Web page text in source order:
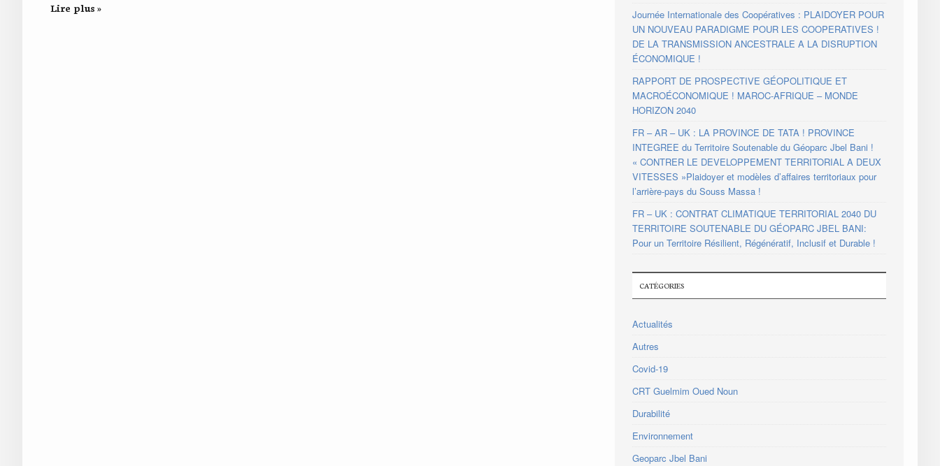
Lire plus »
Journée Internationale des Coopératives : PLAIDOYER POUR
UN NOUVEAU PARADIGME POUR LES COOPERATIVES !
DE LA TRANSMISSION ANCESTRALE A LA DISRUPTION
ÉCONOMIQUE !
RAPPORT DE PROSPECTIVE GÉOPOLITIQUE ET
MACROÉCONOMIQUE ! MAROC-AFRIQUE – MONDE
HORIZON 2040
FR – AR – UK : LA PROVINCE DE TATA ! PROVINCE
INTEGREE du Territoire Soutenable du Géoparc Jbel Bani !
« CONTRER LE DEVELOPPEMENT TERRITORIAL A DEUX
VITESSES »Plaidoyer et modèles d’affaires territoriaux pour
l’arrière-pays du Souss Massa !
FR – UK : CONTRAT CLIMATIQUE TERRITORIAL 2040 DU
TERRITOIRE SOUTENABLE DU GÉOPARC JBEL BANI:
Pour un Territoire Résilient, Régénératif, Inclusif et Durable !
CATÉGORIES
Actualités
Autres
Covid-19
CRT Guelmim Oued Noun
Durabilité
Environnement
Geoparc Jbel Bani